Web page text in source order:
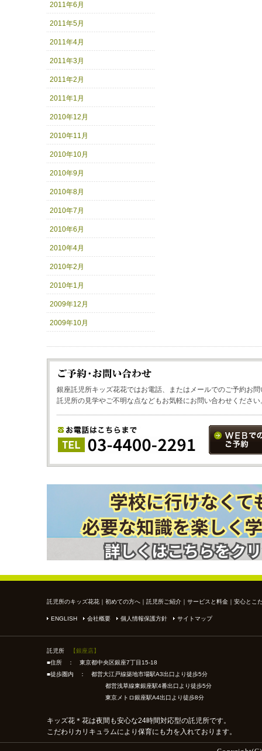
2011年6月
2011年5月
2011年4月
2011年3月
2011年2月
2011年1月
2010年12月
2010年11月
2010年10月
2010年9月
2010年8月
2010年7月
2010年6月
2010年4月
2010年2月
2010年1月
2009年12月
2009年10月
銀座託児所キッズ花花ではお電話、またはメールでのご予約お
託児所の見学やご不明な点などもお気軽にお問い合わせください
託児所のキッズ花花 ｜ 初めての方へ ｜ 託児所ご紹介 ｜ サービスと料金 ｜ 安心とこ
ENGLISH 会社概要 個人情報保護方針 サイトマップ
託児所
【銀座店】
■住所 ： 東京都中央区銀座7丁目15-18
■徒歩圏内 ： 都営大江戸線築地市場駅A3出口より徒歩5分
都営浅草線東銀座駅4番出口より徒歩5分
東京メトロ銀座駅A4出口より徒歩8分
キッズ花＊花は夜間も安心な24時間対応型の託児所です。
こだわりカリキュラムにより保育にも力を入れております。